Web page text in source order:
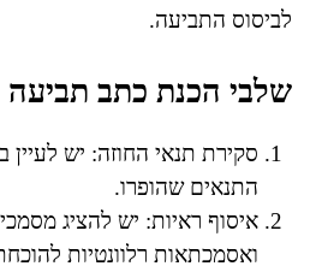
לביסוס התביעה.
שלבי הכנת כתב תביעה
סקירת תנאי החוזה: יש לעיין
התנאים שהופרו.
איסוף ראיות: יש להציג
ואסמכתאות רלוונטיות